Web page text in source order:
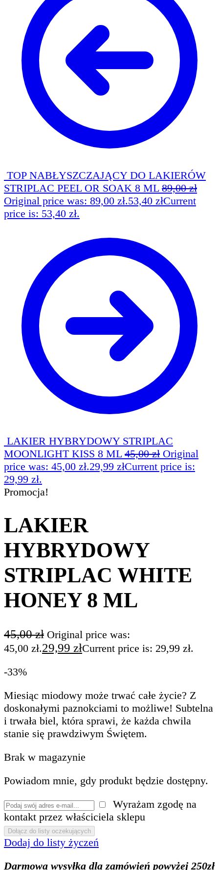
TOP NABŁYSZCZAJĄCY DO LAKIERÓW
STRIPLAC PEEL OR SOAK 8 ML 89,00zł
Original price was: 89,00 zł.53,40 złCurrent
price is: 53,40 zł.
LAKIER HYBRYDOWY STRIPLAC
MOONLIGHT KISS 8 ML 45,00zł Original
price was: 45,00 zł.29,99 złCurrent price is:
29,99 zł.
Promocja!
LAKIER
HYBRYDOWY
STRIPLAC WHITE
HONEY 8 ML
45,00zł Original price was:
45,00 zł.29,99 złCurrent price is: 29,99 zł.
-33%
Miesiąc miodowy może trwać całe życie? Z
doskonałymi paznokciami to możliwe! Subtelna
i trwała biel, która sprawi, że każda chwila
stanie się prawdziwym Świętem.
Brak w magazynie
Powiadom mnie, gdy produkt będzie dostępny.
Wyrażam zgodę na
kontakt przez właściciela sklepu
Dodaj do listy życzeń
Darmowa wysyłka dla zamówień powyżej 250zł